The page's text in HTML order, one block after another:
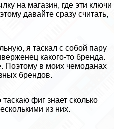
на магазин, где эти ключи
давайте сразу считать,
я таскал с собой пару
какого-то бренда.
Поэтому в моих чемоданах
брендов.
фиг знает сколько
из них.